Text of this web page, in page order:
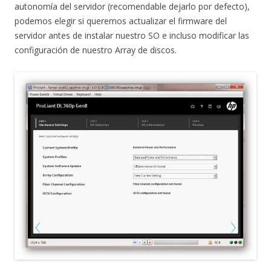
autonomía del servidor (recomendable dejarlo por defecto),
podemos elegir si queremos actualizar el firmware del
servidor antes de instalar nuestro SO e incluso modificar las
configuración de nuestro Array de discos.